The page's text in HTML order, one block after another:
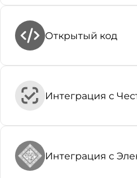
Открытый код
Интеграция с
Интеграция с